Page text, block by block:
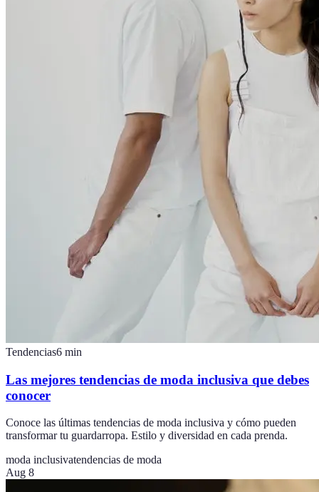
Tendencias6 min
Las mejores tendencias de moda inclusiva que debes
conocer
Conoce las últimas tendencias de moda inclusiva y cómo pueden
transformar tu guardarropa. Estilo y diversidad en cada prenda.
moda inclusivatendencias de moda
Aug 8